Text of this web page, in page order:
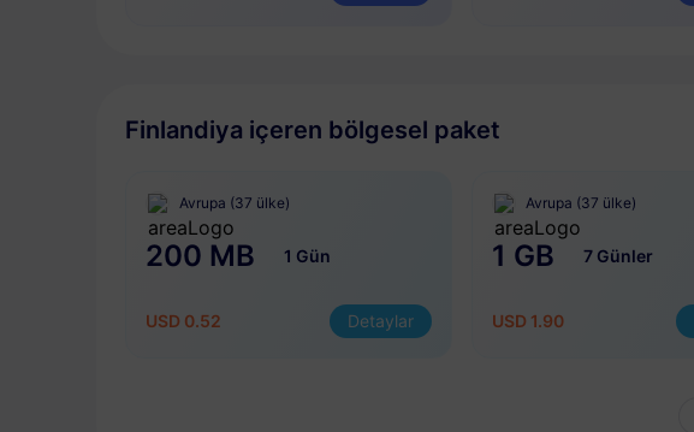
Finlandiya içeren bölgesel paket
Avrupa (37 ülke)
200 MB 1 Gün
USD 0.52 Detaylar
Avrupa (37 ülke)
1 GB 7 Günler
USD 1.90